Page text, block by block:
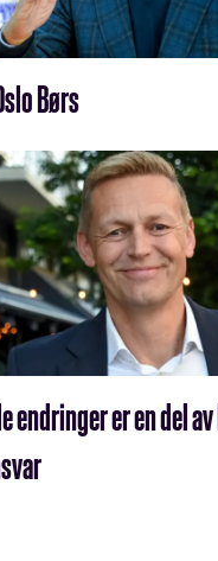
Børs
endringer er en del